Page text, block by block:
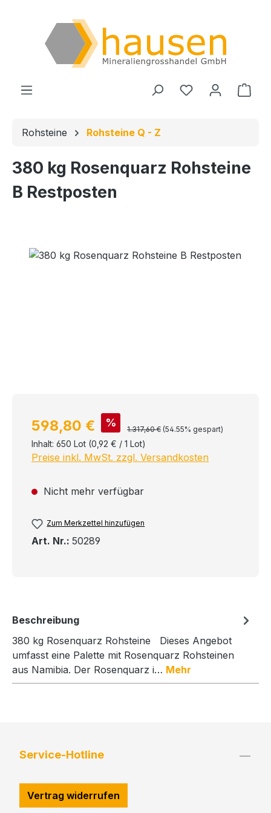
Du hast 0
Rohsteine Rohsteine Q - Z
380 kg Rosenquarz Rohsteine
B Restposten
Bildergalerie überspringen
Verkaufspreis:
598,80 € % Regulärer Preis:
1.317,60 € (54.55% gespart)
Inhalt: 650 Lot (0,92 € / 1 Lot)
Preise inkl. MwSt. zzgl. Versandkosten
Nicht mehr verfügbar
Zum Merkzettel hinzufügen
Art. Nr.: 50289
Beschreibung
380 kg Rosenquarz Rohsteine Dieses Angebot
umfasst eine Palette mit Rosenquarz Rohsteinen
aus Namibia. Der Rosenquarz i… Mehr
Service-Hotline
Vertrag widerrufen